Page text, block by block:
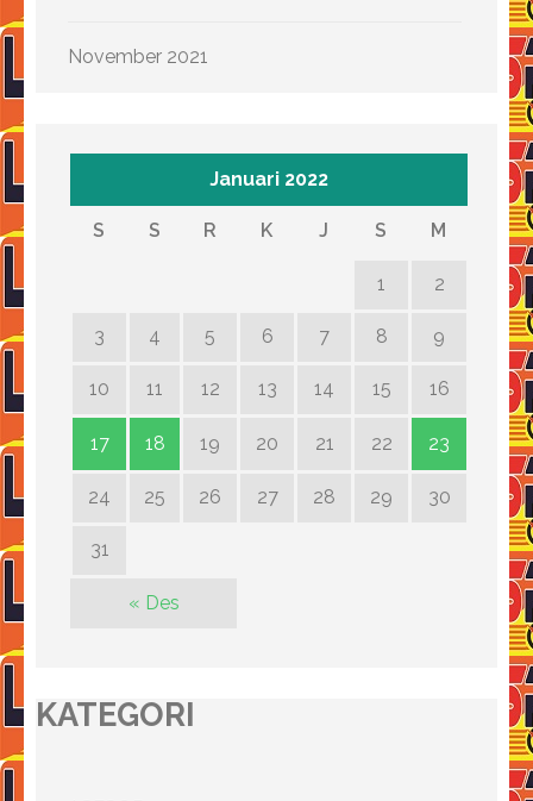
November 2021
Januari 2022
S S R K J S M
1 2
3 4 5 6 7 8 9
10 11 12 13 14 15 16
17 18 19 20 21 22 23
24 25 26 27 28 29 30
31
« Des
KATEGORI